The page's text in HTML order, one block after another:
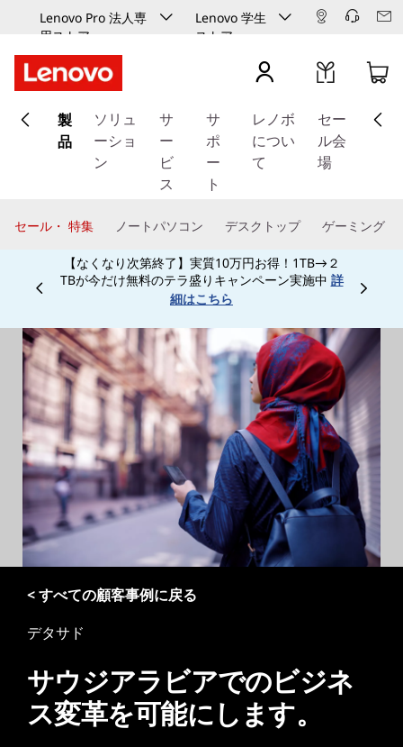
Lenovo Pro 法人専
用ストア
Lenovo 学生
ストア
イ
ン
ッ
プ
す
る
製
品
ソリュ
ーショ
ン
サ
ー
ビ
ス
サ
ポ
ー
ト
レノボ
につい
て
セー
ル会
場
セール・ 特集 ノートパソコン デスクトップ ゲーミング
【なくなり次第終了】実質10万円お得！1TB→２
TBが今だけ無料のテラ盛りキャンペーン実施中 詳
細はこちらCurrently displaying item 3 of
< すべての顧客事例に戻る
デタサド
サウジアラビアでのビジネ
ス変革を可能にします。